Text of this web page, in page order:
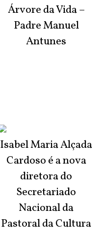
Árvore da Vida –
Padre Manuel
Antunes
Isabel Maria Alçada
Cardoso é a nova
diretora do
Secretariado
Nacional da
Pastoral da Cultura